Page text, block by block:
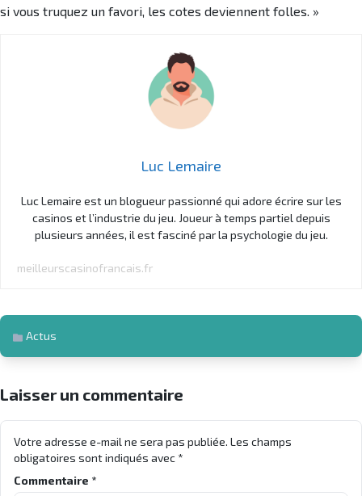
si vous truquez un favori, les cotes deviennent folles. »
Luc Lemaire
Luc Lemaire est un blogueur passionné qui adore écrire sur les
casinos et l’industrie du jeu. Joueur à temps partiel depuis
plusieurs années, il est fasciné par la psychologie du jeu.
meilleurscasinofrancais.fr
Actus
Laisser un commentaire
Votre adresse e-mail ne sera pas publiée. Les champs
obligatoires sont indiqués avec*
Commentaire *